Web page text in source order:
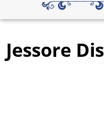
Jessore